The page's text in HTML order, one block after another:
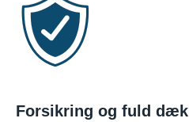
Forsikring og fuld